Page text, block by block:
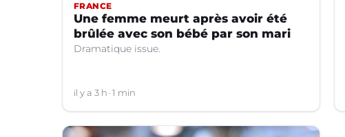
FRANCE
Une femme meurt après avoir été
brûlée avec son bébé par son mari
Dramatique issue.
il y a 3 h 1 min